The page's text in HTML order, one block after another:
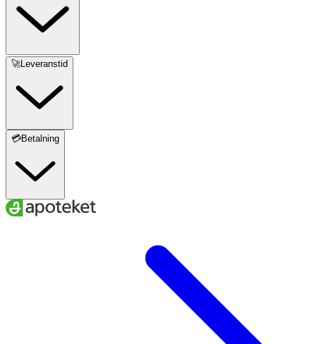
🚀Leveranstid
💳Betalning